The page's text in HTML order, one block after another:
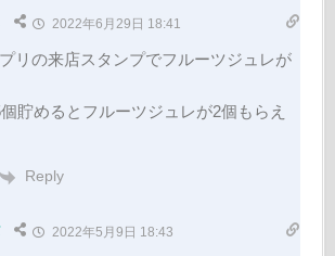
2022年6月29日 18:41
リの来店スタンプでフルーツジュレが
貯めるとフルーツジュレが2個もらえ
Reply
2022年5月9日 18:43